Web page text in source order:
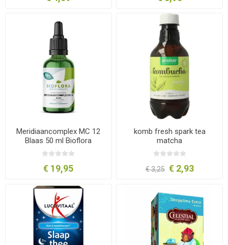
Meridiaancomplex MC 12
Blaas 50 ml Bioflora
€ 19,95
komb fresh spark tea
matcha
€ 3,25 € 2,93